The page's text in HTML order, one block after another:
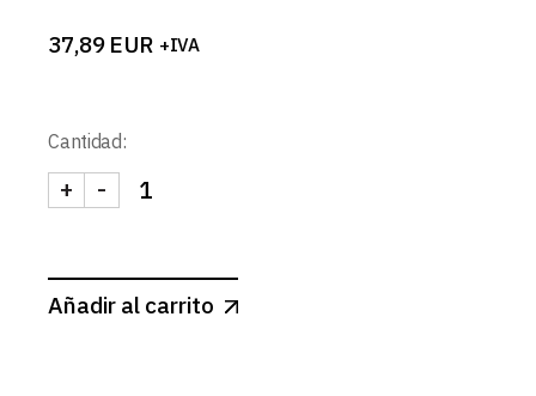
37,89 EUR +IVA
Cantidad:
SPOTMINI REDONDO BASIC Ø44mm
-
+
Añadir al carrito